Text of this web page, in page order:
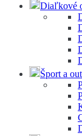
Diaľkové
Šport a